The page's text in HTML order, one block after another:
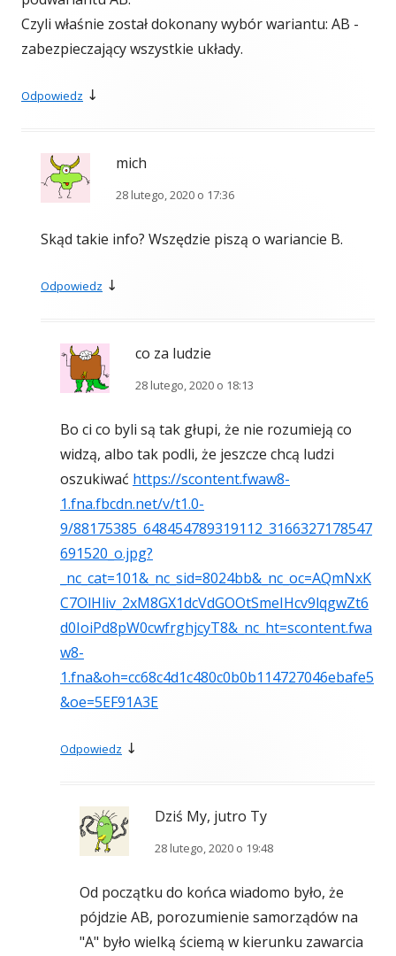
Czyli właśnie został dokonany wybór wariantu: AB -
zabezpieczający wszystkie układy.
Odpowiedz ↓
mich
28 lutego, 2020 o 17:36
Skąd takie info? Wszędzie piszą o wariancie B.
Odpowiedz ↓
co za ludzie
28 lutego, 2020 o 18:13
Bo ci co byli są tak głupi, że nie rozumieją co
widzą, albo tak podli, że jeszcze chcą ludzi
oszukiwać https://scontent.fwaw8-
1.fna.fbcdn.net/v/t1.0-
9/88175385_648454789319112_3166327178547
691520_o.jpg?
_nc_cat=101&_nc_sid=8024bb&_nc_oc=AQmNxK
C7OlHliv_2xM8GX1dcVdGOOtSmeIHcv9lqgwZt6
d0IoiPd8pW0cwfrghjcyT8&_nc_ht=scontent.fwa
w8-
1.fna&oh=cc68c4d1c480c0b0b114727046ebafe5
&oe=5EF91A3E
Odpowiedz ↓
Dziś My, jutro Ty
28 lutego, 2020 o 19:48
Od początku do końca wiadomo było, że
pójdzie AB, porozumienie samorządów na
"A" było wielką ściemą w kierunku zawarcia